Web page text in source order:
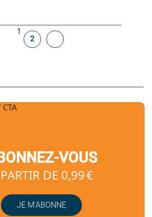
1
2
VOUS
DE 0,99 €
JE M’ABONNE